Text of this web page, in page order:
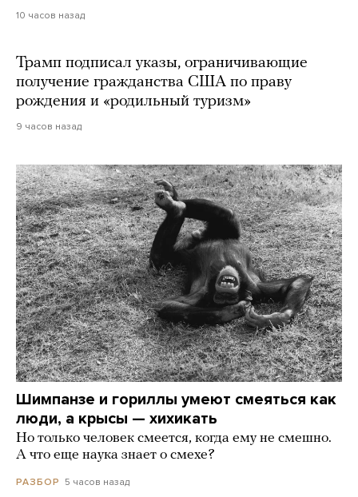
10 часов назад
Трамп подписал указы, ограничивающие
получение гражданства США по праву
рождения и «родильный туризм»
9 часов назад
Шимпанзе и гориллы умеют смеяться как
люди, а крысы — хихикать
Но только человек смеется, когда ему не смешно.
А что еще наука знает о смехе?
РАЗБОР 5 часов назад